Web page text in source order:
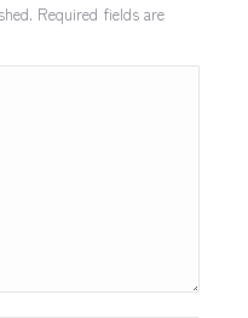
Required fields are